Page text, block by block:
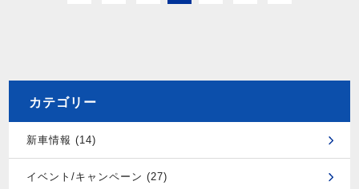
カテゴリー
新車情報 (14)
イベント/キャンペーン (27)